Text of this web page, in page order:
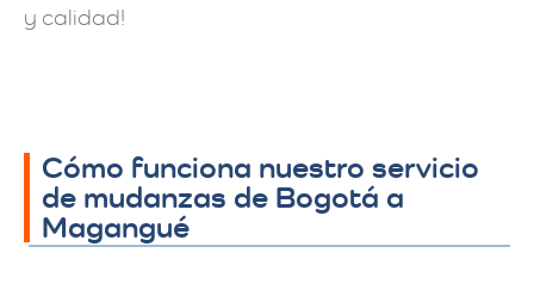
y calidad!
Cómo funciona nuestro servicio
de mudanzas de Bogotá a
Magangué